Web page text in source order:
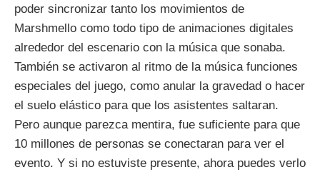
poder sincronizar tanto los movimientos de
Marshmello como todo tipo de animaciones digitales
alrededor del escenario con la música que sonaba.
También se activaron al ritmo de la música funciones
especiales del juego, como anular la gravedad o hacer
el suelo elástico para que los asistentes saltaran.
Pero aunque parezca mentira, fue suficiente para que
10 millones de personas se conectaran para ver el
evento. Y si no estuviste presente, ahora puedes verlo